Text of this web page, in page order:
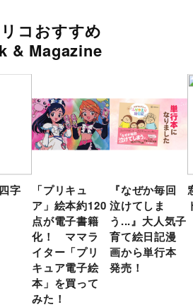
コおすすめ
& Magazine
字
「プリキュ
ア」絵本約120
点が電子書籍
化！ ママラ
イター「プリ
キュア電子絵
本」を買って
みた！
『なぜか毎回
泣けてしま
う...』大人気子
育て絵日記漫
画から単行本
発売！